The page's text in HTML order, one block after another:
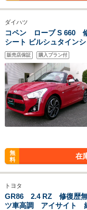
ダイハツ
コペン ローブ S 660
シート ビルシュタイン
ルセグTV付ナビゲーシ
スマートキー 電動オー
販売店保証 購入プラン付
無
料
在
トヨタ
GR86 2.4 RZ 修復歴
ツ車高調 アイサイト